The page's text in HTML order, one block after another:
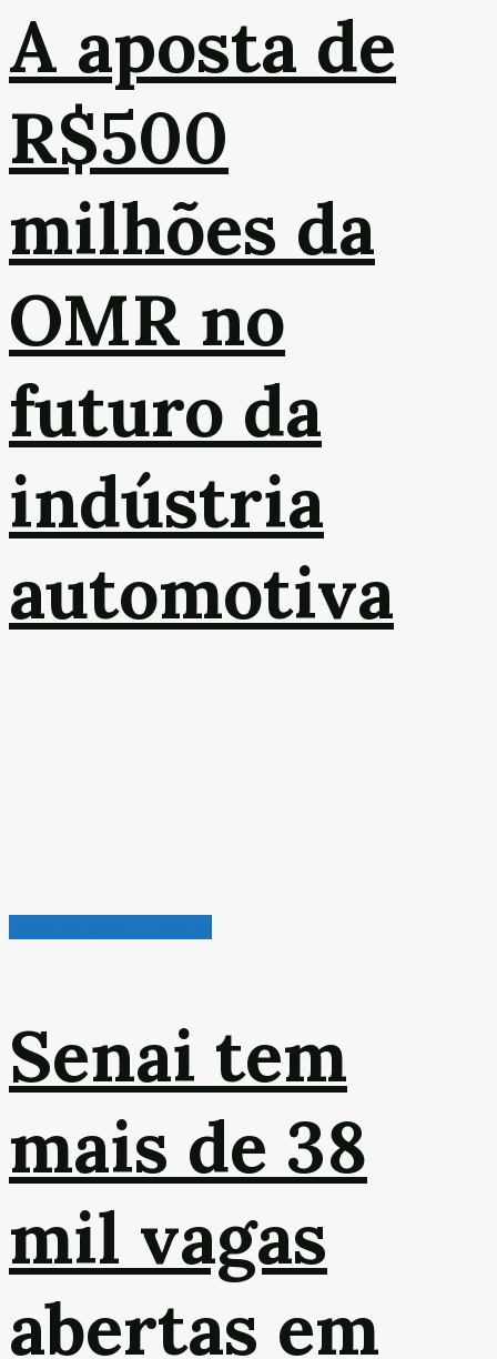
A aposta de
R$500
milhões da
OMR no
futuro da
indústria
automotiva
Senai tem
mais de 38
mil vagas
abertas em